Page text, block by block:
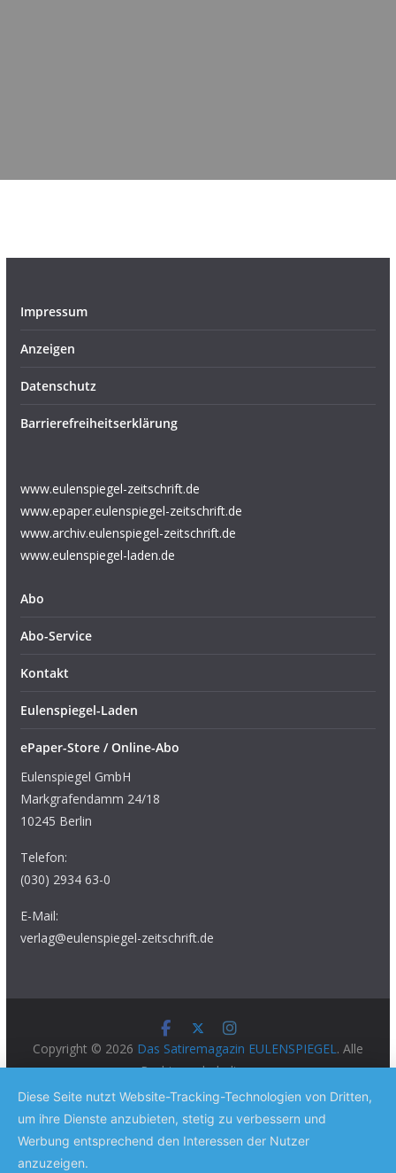
Impressum
Anzeigen
Datenschutz
Barrierefreiheitserklärung
www.eulenspiegel-zeitschrift.de
www.epaper.eulenspiegel-zeitschrift.de
www.archiv.eulenspiegel-zeitschrift.de
www.eulenspiegel-laden.de
Abo
Abo-Service
Kontakt
Eulenspiegel-Laden
ePaper-Store / Online-Abo
Eulenspiegel GmbH
Markgrafendamm 24/18
10245 Berlin
Telefon:
(030) 2934 63-0
E-Mail:
verlag@eulenspiegel-zeitschrift.de
Copyright © 2026 Das Satiremagazin EULENSPIEGEL. Alle
Rechte vorbehalten.
Theme:ColorMag Provon ThemeGrill. Präsentiert von
WordPress.
Diese Seite nutzt Website-Tracking-Technologien von Dritten,
um ihre Dienste anzubieten, stetig zu verbessern und
Werbung entsprechend den Interessen der Nutzer
anzuzeigen.